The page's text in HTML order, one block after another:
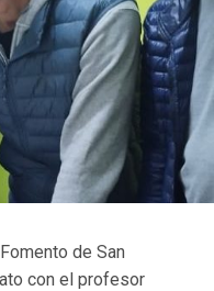
de San
con el profesor